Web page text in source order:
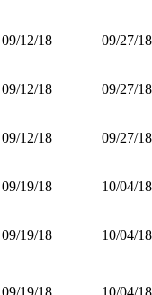
09/12/18 09/27/18
09/12/18 09/27/18
09/12/18 09/27/18
09/19/18 10/04/18
09/19/18 10/04/18
09/19/18 10/04/18